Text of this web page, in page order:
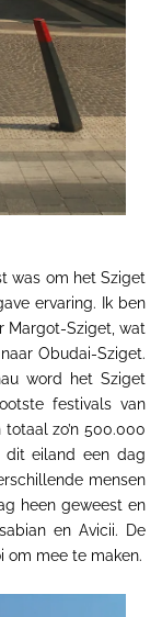
was om het Sziget
ervaring. Ik ben
Margot-Sziget, wat
Obudai-Sziget.
word het Sziget
festivals van
zo’n 500.000
dit eiland een dag
mensen
heen geweest en
en Avicii. De
om mee te maken.